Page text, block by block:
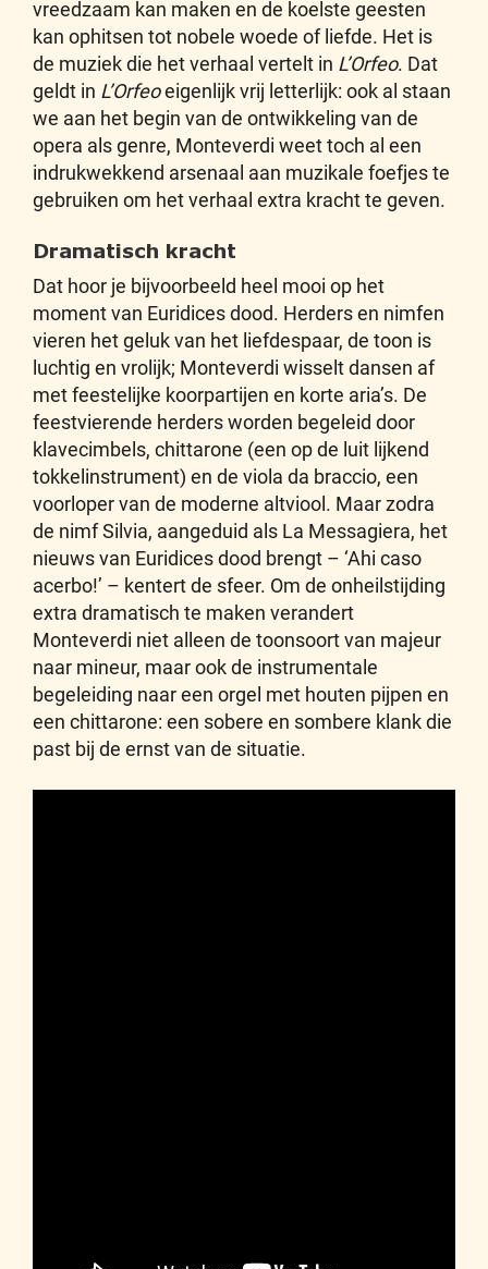
vreedzaam kan maken en de koelste geesten
kan ophitsen tot nobele woede of liefde. Het is
de muziek die het verhaal vertelt in L’Orfeo. Dat
geldt in L’Orfeoeigenlijk vrij letterlijk: ook al staan
we aan het begin van de ontwikkeling van de
opera als genre, Monteverdi weet toch al een
indrukwekkend arsenaal aan muzikale foefjes te
gebruiken om het verhaal extra kracht te geven.
Dramatisch kracht
Dat hoor je bijvoorbeeld heel mooi op het
moment van Euridices dood. Herders en nimfen
vieren het geluk van het liefdespaar, de toon is
luchtig en vrolijk; Monteverdi wisselt dansen af
met feestelijke koorpartijen en korte aria’s. De
feestvierende herders worden begeleid door
klavecimbels, chittarone (een op de luit lijkend
tokkelinstrument) en de viola da braccio, een
voorloper van de moderne altviool. Maar zodra
de nimf Silvia, aangeduid als La Messagiera, het
nieuws van Euridices dood brengt – ‘Ahi caso
acerbo!’ – kentert de sfeer. Om de onheilstijding
extra dramatisch te maken verandert
Monteverdi niet alleen de toonsoort van majeur
naar mineur, maar ook de instrumentale
begeleiding naar een orgel met houten pijpen en
een chittarone: een sobere en sombere klank die
past bij de ernst van de situatie.